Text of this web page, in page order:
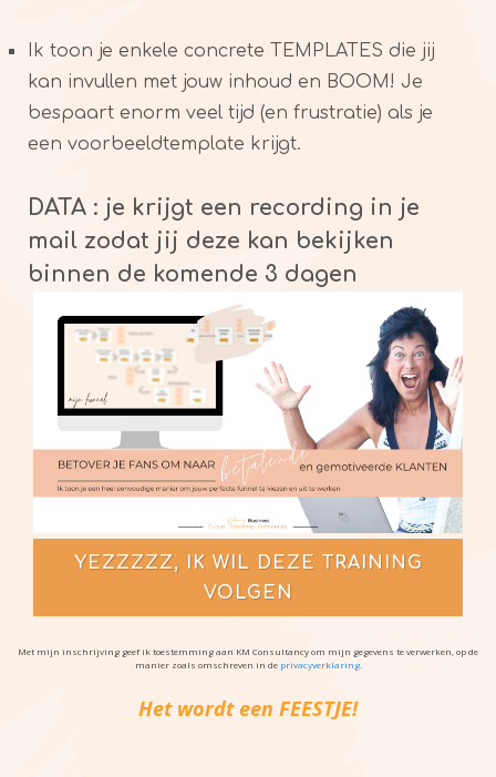
Ik toon je enkele concrete TEMPLATES die jij
kan invullen met jouw inhoud en BOOM! Je
bespaart enorm veel tijd (en frustratie) als je
een voorbeeldtemplate krijgt.
DATA : je krijgt een recording in je
mail zodat jij deze kan bekijken
binnen de komende 3 dagen
YEZZZZZ, IK WIL DEZE TRAINING
VOLGEN
Met mijn inschrijving geef ik toestemming aan KM Consultancy om mijn gegevens te verwerken, op de
manier zoals omschreven in de privacyverklaring.
Het wordt een FEESTJE!